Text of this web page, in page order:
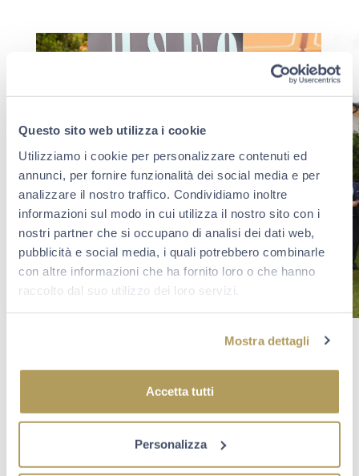
Questo sito web utilizza i cookie
Utilizziamo i cookie per personalizzare contenuti ed
annunci, per fornire funzionalità dei social media e per
analizzare il nostro traffico. Condividiamo inoltre
informazioni sul modo in cui utilizza il nostro sito con i
nostri partner che si occupano di analisi dei dati web,
pubblicità e social media, i quali potrebbero combinarle
con altre informazioni che ha fornito loro o che hanno
raccolto dal suo utilizzo dei loro servizi.
Mostra dettagli
Accetta tutti
Personalizza